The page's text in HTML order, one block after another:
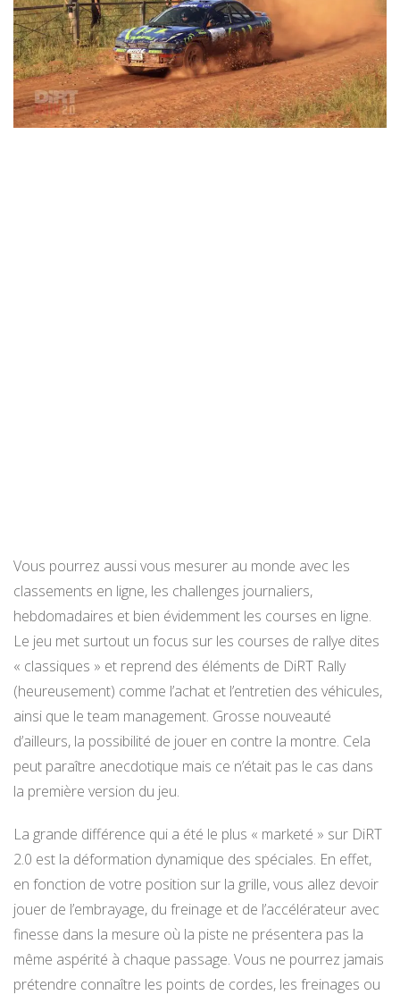
Vous pourrez aussi vous mesurer au monde avec les
classements en ligne, les challenges journaliers,
hebdomadaires et bien évidemment les courses en ligne.
Le jeu met surtout un focus sur les courses de rallye dites
« classiques » et reprend des éléments de DiRT Rally
(heureusement) comme l’achat et l’entretien des véhicules,
ainsi que le team management. Grosse nouveauté
d’ailleurs, la possibilité de jouer en contre la montre. Cela
peut paraître anecdotique mais ce n’était pas le cas dans
la première version du jeu.
La grande différence qui a été le plus « marketé » sur DiRT
2.0 est la déformation dynamique des spéciales. En effet,
en fonction de votre position sur la grille, vous allez devoir
jouer de l’embrayage, du freinage et de l’accélérateur avec
finesse dans la mesure où la piste ne présentera pas la
même aspérité à chaque passage. Vous ne pourrez jamais
prétendre connaître les points de cordes, les freinages ou